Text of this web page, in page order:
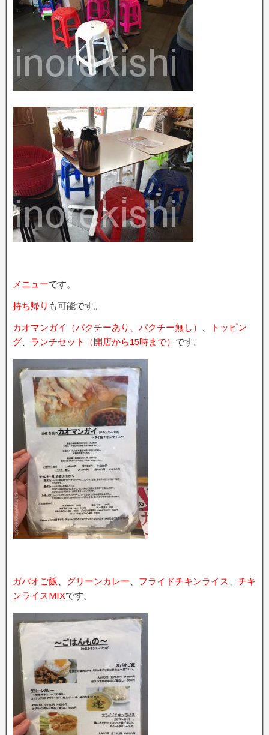
メニューです。
持ち帰り も可能です。
カオマンガイ（パクチーあり、パクチー無し）
トッピン
グ
ランチセット（開店から15時まで） です。
ガパオご飯 グリーンカレー フライドチキンライス
チキ
ンライスMIXです。